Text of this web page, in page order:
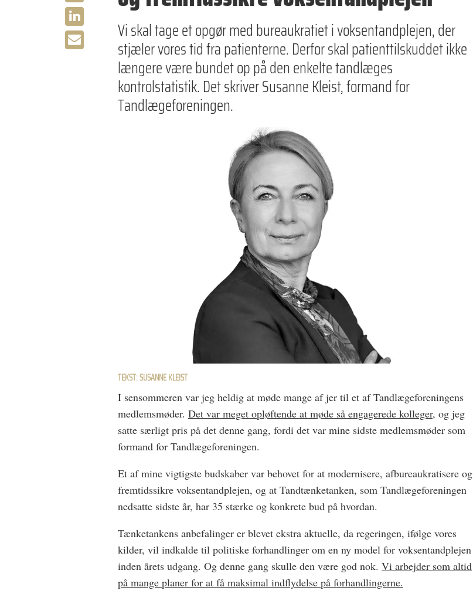
Vi skal tage et opgør med bureaukratiet i voksentandplejen, der
stjæler vores tid fra patienterne. Derfor skal patienttilskuddet ikke
længere være bundet op på den enkelte tandlæges
kontrolstatistik. Det skriver Susanne Kleist, formand for
Tandlægeforeningen.
TEKST: SUSANNE KLEIST
I sensommeren var jeg heldig at møde mange af jer til et af Tandlægeforeningens
medlemsmøder. Det var meget opløftende at møde så engagerede kolleger, og jeg
satte særligt pris på det denne gang, fordi det var mine sidste medlemsmøder som
formand for Tandlægeforeningen.
Et af mine vigtigste budskaber var behovet for at modernisere, afbureaukratisere og
fremtidssikre voksentandplejen, og at Tandtænketanken, som Tandlægeforeningen
nedsatte sidste år, har 35 stærke og konkrete bud på hvordan.
Tænketankens anbefalinger er blevet ekstra aktuelle, da regeringen, ifølge vores
kilder, vil indkalde til politiske forhandlinger om en ny model for voksentandplejen
inden årets udgang. Og denne gang skulle den være god nok. Vi arbejder som altid
på mange planer for at få maksimal indflydelse på forhandlingerne.